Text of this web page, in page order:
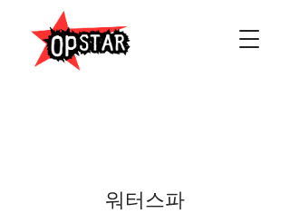
워터스파